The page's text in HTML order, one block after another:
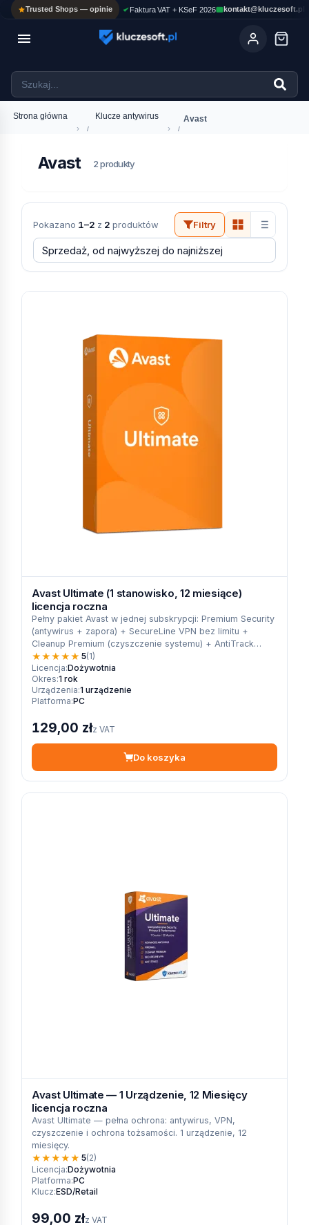
Trusted Shops — opinie Faktura VAT + KSeF 2026 kontakt@kluczesoft.pl

Strona główna
›
Klucze antywirus
›
Avast
Avast 2 produkty
Pokazano 1–2 z 2 produktów Filtry
Avast Ultimate (1 stanowisko, 12 miesiące)
licencja roczna
Pełny pakiet Avast w jednej subskrypcji: Premium Security
(antywirus + zapora) + SecureLine VPN bez limitu +
Cleanup Premium (czyszczenie systemu) + AntiTrack
(blokowanie…
★★★★★ 5(1)
Licencja:Dożywotnia
Okres:1 rok
Urządzenia:1 urządzenie
Platforma:PC
129,00 złz VAT
Do koszyka
Avast Ultimate — 1 Urządzenie, 12 Miesięcy
licencja roczna
Avast Ultimate — pełna ochrona: antywirus, VPN,
czyszczenie i ochrona tożsamości. 1 urządzenie, 12
miesięcy.
★★★★★ 5(2)
Licencja:Dożywotnia
Platforma:PC
Klucz:ESD/Retail
99,00 złz VAT
ASYSTENT AI